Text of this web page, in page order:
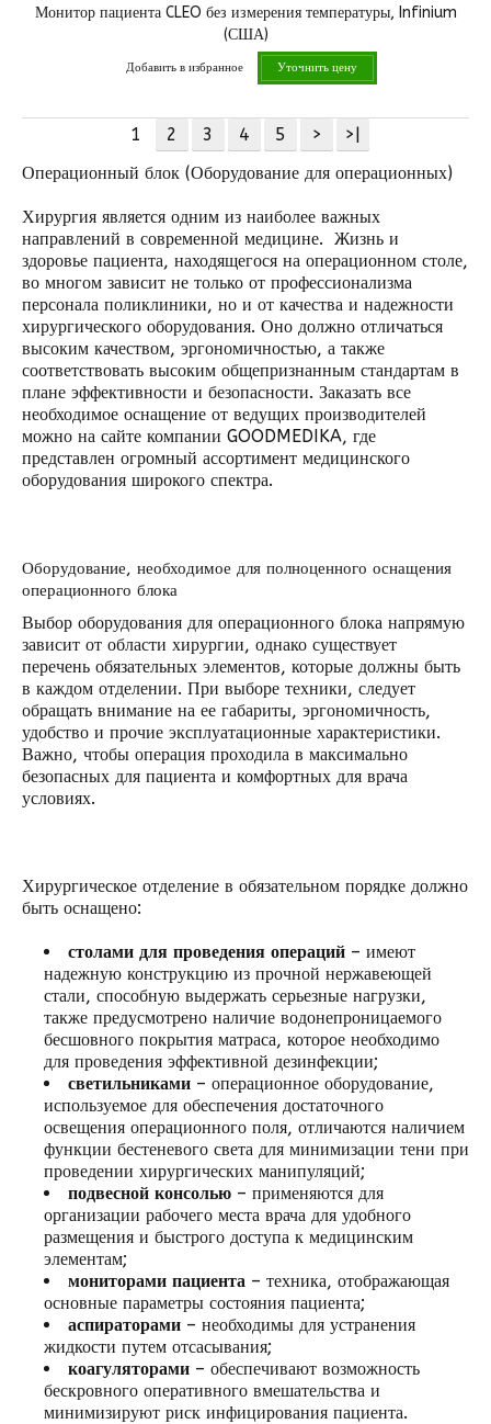
Монитор пациента CLEO без измерения температуры, Infinium
(США)
Добавить в избранное Уточнить цену
1 2 3 4 5 >
>|
Операционный блок (Оборудование для операционных)
Хирургия является одним из наиболее важных
направлений в современной медицине. Жизнь и
здоровье пациента, находящегося на операционном столе,
во многом зависит не только от профессионализма
персонала поликлиники, но и от качества и надежности
хирургического оборудования. Оно должно отличаться
высоким качеством, эргономичностью, а также
соответствовать высоким общепризнанным стандартам в
плане эффективности и безопасности. Заказать все
необходимое оснащение от ведущих производителей
можно на сайте компании GOODMEDIKA, где
представлен огромный ассортимент медицинского
оборудования широкого спектра.
Оборудование, необходимое для полноценного оснащения
операционного блока
Выбор оборудования для операционного блока напрямую
зависит от области хирургии, однако существует
перечень обязательных элементов, которые должны быть
в каждом отделении. При выборе техники, следует
обращать внимание на ее габариты, эргономичность,
удобство и прочие эксплуатационные характеристики.
Важно, чтобы операция проходила в максимально
безопасных для пациента и комфортных для врача
условиях.
Хирургическое отделение в обязательном порядке должно
быть оснащено:
столами для проведения операций – имеют
надежную конструкцию из прочной нержавеющей
стали, способную выдержать серьезные нагрузки,
также предусмотрено наличие водонепроницаемого
бесшовного покрытия матраса, которое необходимо
для проведения эффективной дезинфекции;
светильниками – операционное оборудование,
используемое для обеспечения достаточного
освещения операционного поля, отличаются наличием
функции бестеневого света для минимизации тени при
проведении хирургических манипуляций;
подвесной консолью – применяются для
организации рабочего места врача для удобного
размещения и быстрого доступа к медицинским
элементам;
мониторами пациента – техника, отображающая
основные параметры состояния пациента;
аспираторами – необходимы для устранения
жидкости путем отсасывания;
коагуляторами – обеспечивают возможность
бескровного оперативного вмешательства и
минимизируют риск инфицирования пациента.